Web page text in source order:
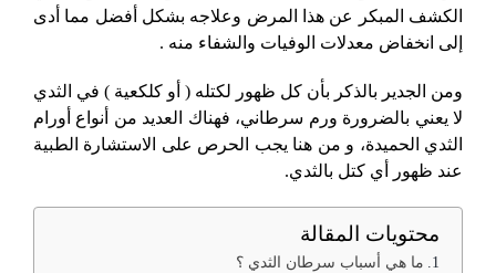
الكشف المبكر عن هذا المرض وعلاجه بشكل أفضل مما أدى
إلى انخفاض معدلات الوفيات والشفاء منه .
ومن الجدير بالذكر بأن كل ظهور لكتله ( أو كلكعية ) في الثدي
لا يعني بالضرورة ورم سرطاني، فهناك العديد من أنواع أورام
الثدي الحميدة، و من هنا يجب الحرص على الاستشارة الطبية
عند ظهور أي كتل بالثدي.
محتويات المقالة
ما هي أسباب سرطان الثدي ؟